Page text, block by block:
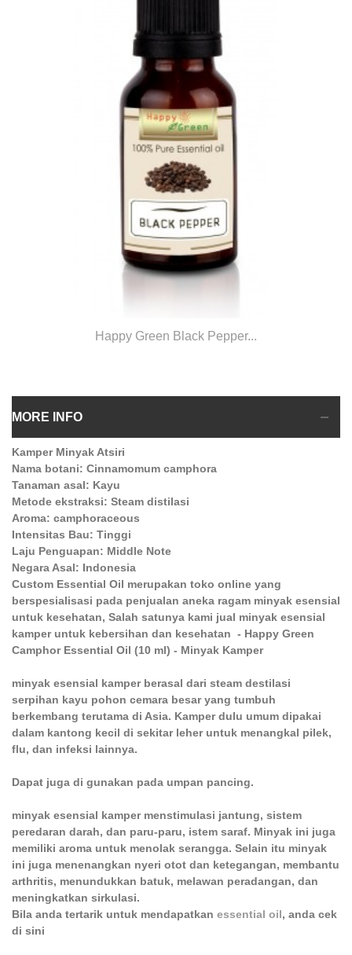
Happy Green Black Pepper...
MORE INFO
Kamper Minyak Atsiri
Nama botani: Cinnamomum camphora
Tanaman asal: Kayu
Metode ekstraksi: Steam distilasi
Aroma: camphoraceous
Intensitas Bau: Tinggi
Laju Penguapan: Middle Note
Negara Asal: Indonesia
Custom Essential Oil merupakan toko online yang
berspesialisasi pada penjualan aneka ragam minyak esensial
untuk kesehatan, Salah satunya kami jual minyak esensial
kamper untuk kebersihan dan kesehatan - Happy Green
Camphor Essential Oil (10 ml) - Minyak Kamper
minyak esensial kamper berasal dari steam destilasi
serpihan kayu pohon cemara besar yang tumbuh
berkembang terutama di Asia. Kamper dulu umum dipakai
dalam kantong kecil di sekitar leher untuk menangkal pilek,
flu, dan infeksi lainnya.
Dapat juga di gunakan pada umpan pancing.
minyak esensial kamper menstimulasi jantung, sistem
peredaran darah, dan paru-paru, istem saraf. Minyak ini juga
memiliki aroma untuk menolak serangga. Selain itu minyak
ini juga menenangkan nyeri otot dan ketegangan, membantu
arthritis, menundukkan batuk, melawan peradangan, dan
meningkatkan sirkulasi.
Bila anda tertarik untuk mendapatkan essential oil, anda cek
di sini